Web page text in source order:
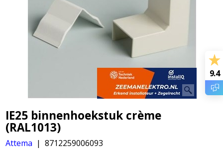
IE25 binnenhoekstuk crème
(RAL1013)
Attema
8712259006093
9.4